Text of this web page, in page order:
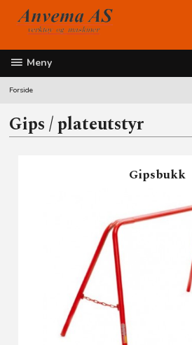
innholdet
Meny
Forside
Gips / plateutstyr
Gipsbukk